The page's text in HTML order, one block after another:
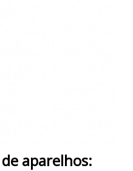
aparelhos: